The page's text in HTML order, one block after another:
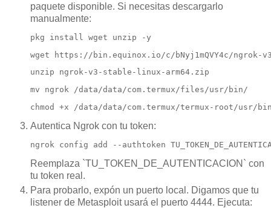
paquete disponible. Si necesitas descargarlo
manualmente:
pkg install wget unzip -y
wget https://bin.equinox.io/c/bNyj1mQVY4c/ngrok-
unzip ngrok-v3-stable-linux-arm64.zip
mv ngrok /data/data/com.termux/files/usr/bin/
chmod +x /data/data/com.termux/termux-root/usr/
Autentica Ngrok con tu token:
ngrok config add --authtoken
Reemplaza `TU_TOKEN_DE_AUTENTICACION` con
tu token real.
Para probarlo, expón un puerto local. Digamos que tu
listener de Metasploit usará el puerto 4444. Ejecuta: